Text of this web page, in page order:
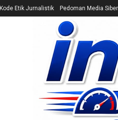
Kode Etik Jurnalistik Pedoman Media Siber
HOME NEWS